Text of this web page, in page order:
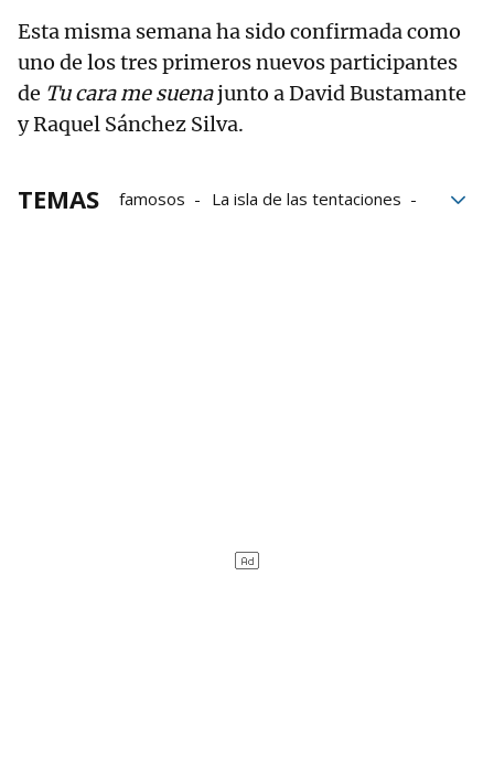
Esta misma semana ha sido confirmada como
uno de los tres primeros nuevos participantes
de Tu cara me suenajunto a David Bustamante
y Raquel Sánchez Silva.
TEMAS famosos
La isla de las tentaciones